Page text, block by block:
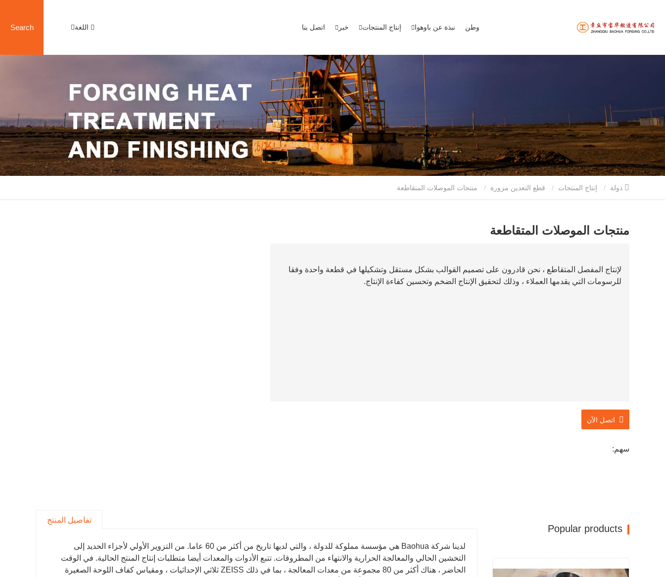
وطن نبذة عن باوهوا إنتاج المنتجات خبر اتصل بنا اللغة Search
إنتاج المنتجات قطع التعدين مزورة
منتجات الموصلات المتقاطعة
لإنتاج المفصل المتقاطع ، نحن قادرون على تصميم القوالب بشكل مستقل وتشكيلها في قطعة واحدة وفقا
للرسومات التي يقدمها العملاء ، وذلك لتحقيق الإنتاج الضخم وتحسين كفاءة الإنتاج.
اتصل الآن
سهم:
تفاصيل المنتج
لدينا شركة Baohua هي مؤسسة مملوكة للدولة ، والتي لديها تاريخ من أكثر من 60 عاما. من التزوير الأولي لأجزاء الحديد إلى
التخشين الحالي والمعالجة الحرارية والانتهاء من المطروقات. تتبع الأدوات والمعدات أيضا متطلبات إنتاج المنتج الحالية. في الوقت
الحاضر ، هناك أكثر من 80 مجموعة من معدات المعالجة ، بما في ذلك ZEISS ثلاثي الإحداثيات ، ومقياس كفاف اللوحة الصغيرة
Popular products